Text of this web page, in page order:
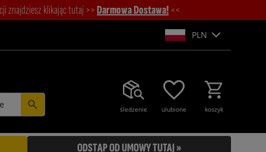
znajdziesz klikając tutaj >>Darmowa Dostawa! <<
PLN
śledzenie ulubione koszyk
ODSTĄP OD UMOWY TUTAJ »